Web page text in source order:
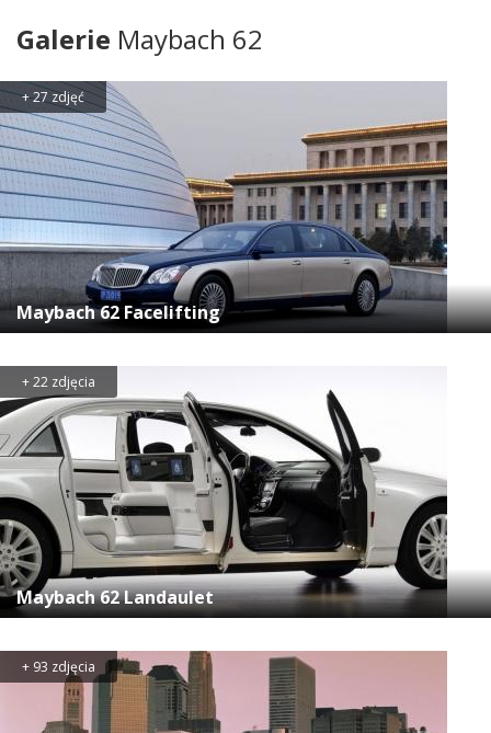
Galerie Maybach 62
Maybach 62 Facelifting
+ 27 zdjęć
Maybach 62 Landaulet
+ 22 zdjęcia
+ 93 zdjęcia